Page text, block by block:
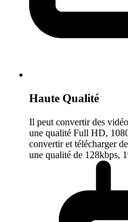
Haute Qualité
Il peut convertir des
une qualité Full HD,
convertir et télécharger
une qualité de 128kbps,